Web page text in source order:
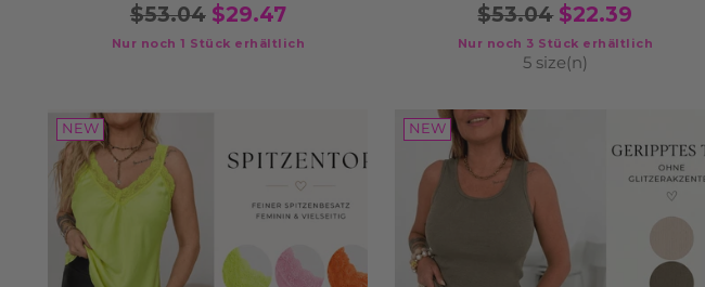
$53.04 $29.47
Nur noch 1 Stück erhältlich
$53.04 $22.39
Nur noch 3 Stück erhältlich
5 size(n)
NEW NEW